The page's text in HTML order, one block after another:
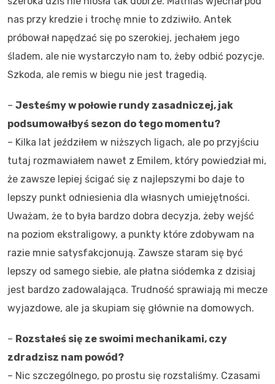
nas przy kredzie i trochę mnie to zdziwiło. Antek
próbował napędzać się po szerokiej, jechałem jego
śladem, ale nie wystarczyło nam to, żeby odbić pozycje.
Szkoda, ale remis w biegu nie jest tragedią.
– Jesteśmy w połowie rundy zasadniczej, jak
podsumowałbyś sezon do tego momentu?
– Kilka lat jeździłem w niższych ligach, ale po przyjściu
tutaj rozmawiałem nawet z Emilem, który powiedział mi,
że zawsze lepiej ścigać się z najlepszymi bo daje to
lepszy punkt odniesienia dla własnych umiejętności.
Uważam, że to była bardzo dobra decyzja, żeby wejść
na poziom ekstraligowy, a punkty które zdobywam na
razie mnie satysfakcjonują. Zawsze staram się być
lepszy od samego siebie, ale płatna siódemka z dzisiaj
jest bardzo zadowalająca. Trudność sprawiają mi mecze
wyjazdowe, ale ja skupiam się głównie na domowych.
– Rozstałeś się ze swoimi mechanikami, czy
zdradzisz nam powód?
– Nic szczególnego, po prostu się rozstaliśmy. Czasami